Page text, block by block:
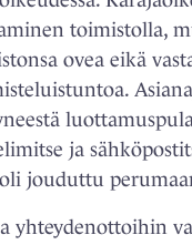
toimistolla,
ovea eikä
ja
jouduttu